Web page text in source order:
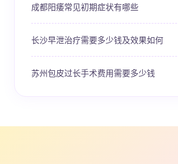
成都阳痿常见初期症状有哪些
长沙早泄治疗需要多少钱及效果如何
苏州包皮过长手术费用需要多少钱